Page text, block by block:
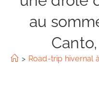
au
> Road-trip hivernal